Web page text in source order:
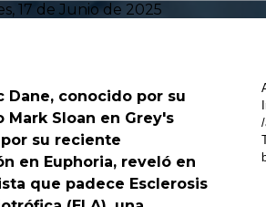
17 de Junio de 2025
Dane, conocido por su
Mark Sloan en Grey's
su reciente
en Euphoria, reveló en
que padece Esclerosis